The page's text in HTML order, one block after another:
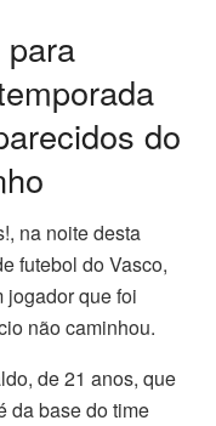
do
na noite desta
futebol do Vasco,
jogador que foi
não caminhou.
de 21 anos, que
da base do time